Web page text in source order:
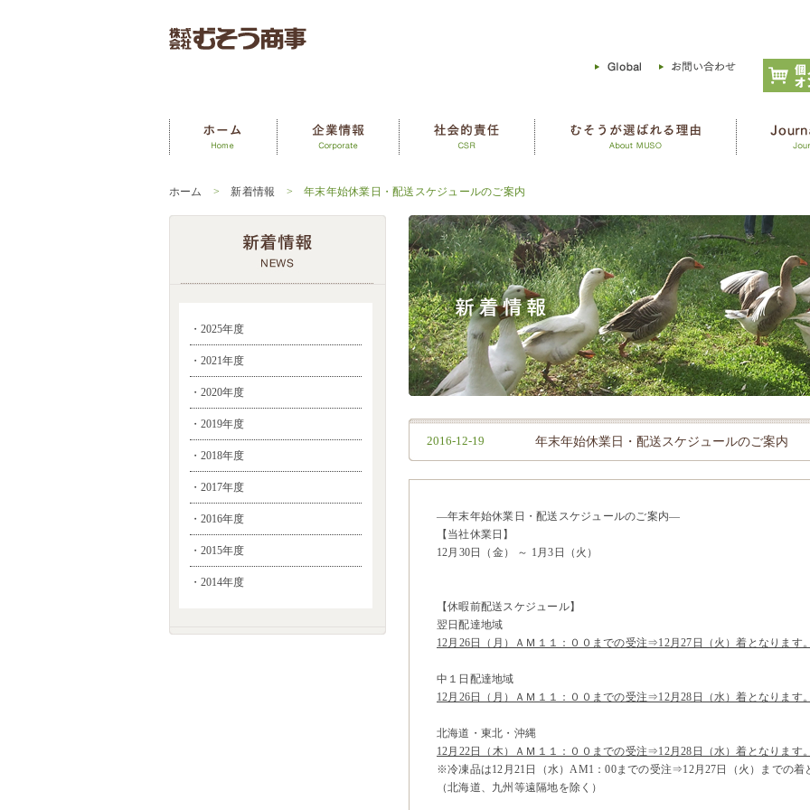
ホーム > 新着情報 > 年末年始休業日・配送スケジュールのご案内
・2025年度
・2021年度
・2020年度
・2019年度
・2018年度
・2017年度
・2016年度
・2015年度
・2014年度
2016-12-19 年末年始休業日・配送スケジュールのご案内
―年末年始休業日・配送スケジュールのご案内―
【当社休業日】
12月30日（金） ～ 1月3日（火）
【休暇前配送スケジュール】
翌日配達地域
12月26日（月）ＡＭ１１：００までの受注⇒12月27日（火）着となります。
中１日配達地域
12月26日（月）ＡＭ１１：００までの受注⇒12月28日（水）着となります。
北海道・東北・沖縄
12月22日（木）ＡＭ１１：００までの受注⇒12月28日（水）着となります。
※冷凍品は12月21日（水）AM1：00までの受注⇒12月27日（火）までの着
（北海道、九州等遠隔地を除く）